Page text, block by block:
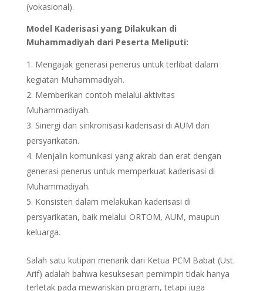
(vokasional).
Model Kaderisasi yang Dilakukan di
Muhammadiyah dari Peserta Meliputi:
Mengajak generasi penerus untuk terlibat dalam
kegiatan Muhammadiyah.
Memberikan contoh melalui aktivitas
Muhammadiyah.
Sinergi dan sinkronisasi kaderisasi di AUM dan
persyarikatan.
Menjalin komunikasi yang akrab dan erat dengan
generasi penerus untuk memperkuat kaderisasi di
Muhammadiyah.
Konsisten dalam melakukan kaderisasi di
persyarikatan, baik melalui ORTOM, AUM, maupun
keluarga.
Salah satu kutipan menarik dari Ketua PCM Babat (Ust.
Arif) adalah bahwa kesuksesan pemimpin tidak hanya
terletak pada mewariskan program, tetapi juga